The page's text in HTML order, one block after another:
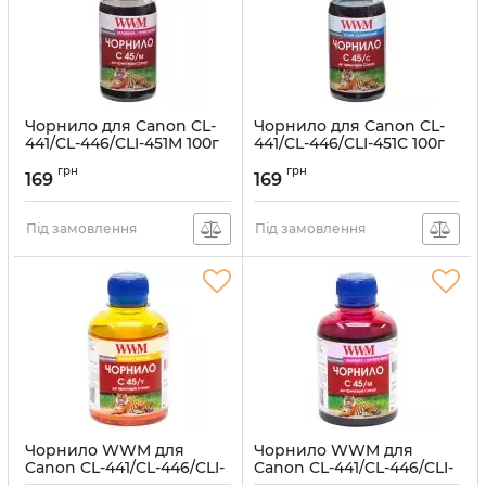
Чорнило для Canon CL-
441/CL-446/CLI-451M 100г
Артикул:
169 грн
Під замовлення
Чорнило для Canon CL-
441/CL-446/CLI-451C 100г
Артикул:
169 грн
Під замовлення
Чорнило WWM для
Canon CL-441/CL-446/CLI-
Чорнило WWM для
Canon CL-441/CL-446/CLI-